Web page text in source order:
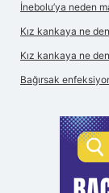
İnebolu’ya neden
Kız kankaya ne
Kız kankaya ne
Bağırsak